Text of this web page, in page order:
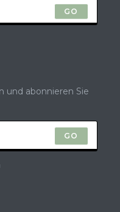
GO
und abonnieren Sie
GO